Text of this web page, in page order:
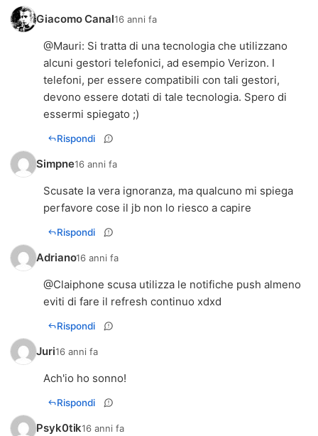
Giacomo Canal16 anni fa
@Mauri: Si tratta di una tecnologia che utilizzano
alcuni gestori telefonici, ad esempio Verizon. I
telefoni, per essere compatibili con tali gestori,
devono essere dotati di tale tecnologia. Spero di
essermi spiegato ;)
Rispondi
Simpne16 anni fa
Scusate la vera ignoranza, ma qualcuno mi spiega
perfavore cose il jb non lo riesco a capire
Rispondi
Adriano16 anni fa
@Claiphone scusa utilizza le notifiche push almeno
eviti di fare il refresh continuo xdxd
Rispondi
Juri16 anni fa
Ach'io ho sonno!
Rispondi
Psyk0tik16 anni fa